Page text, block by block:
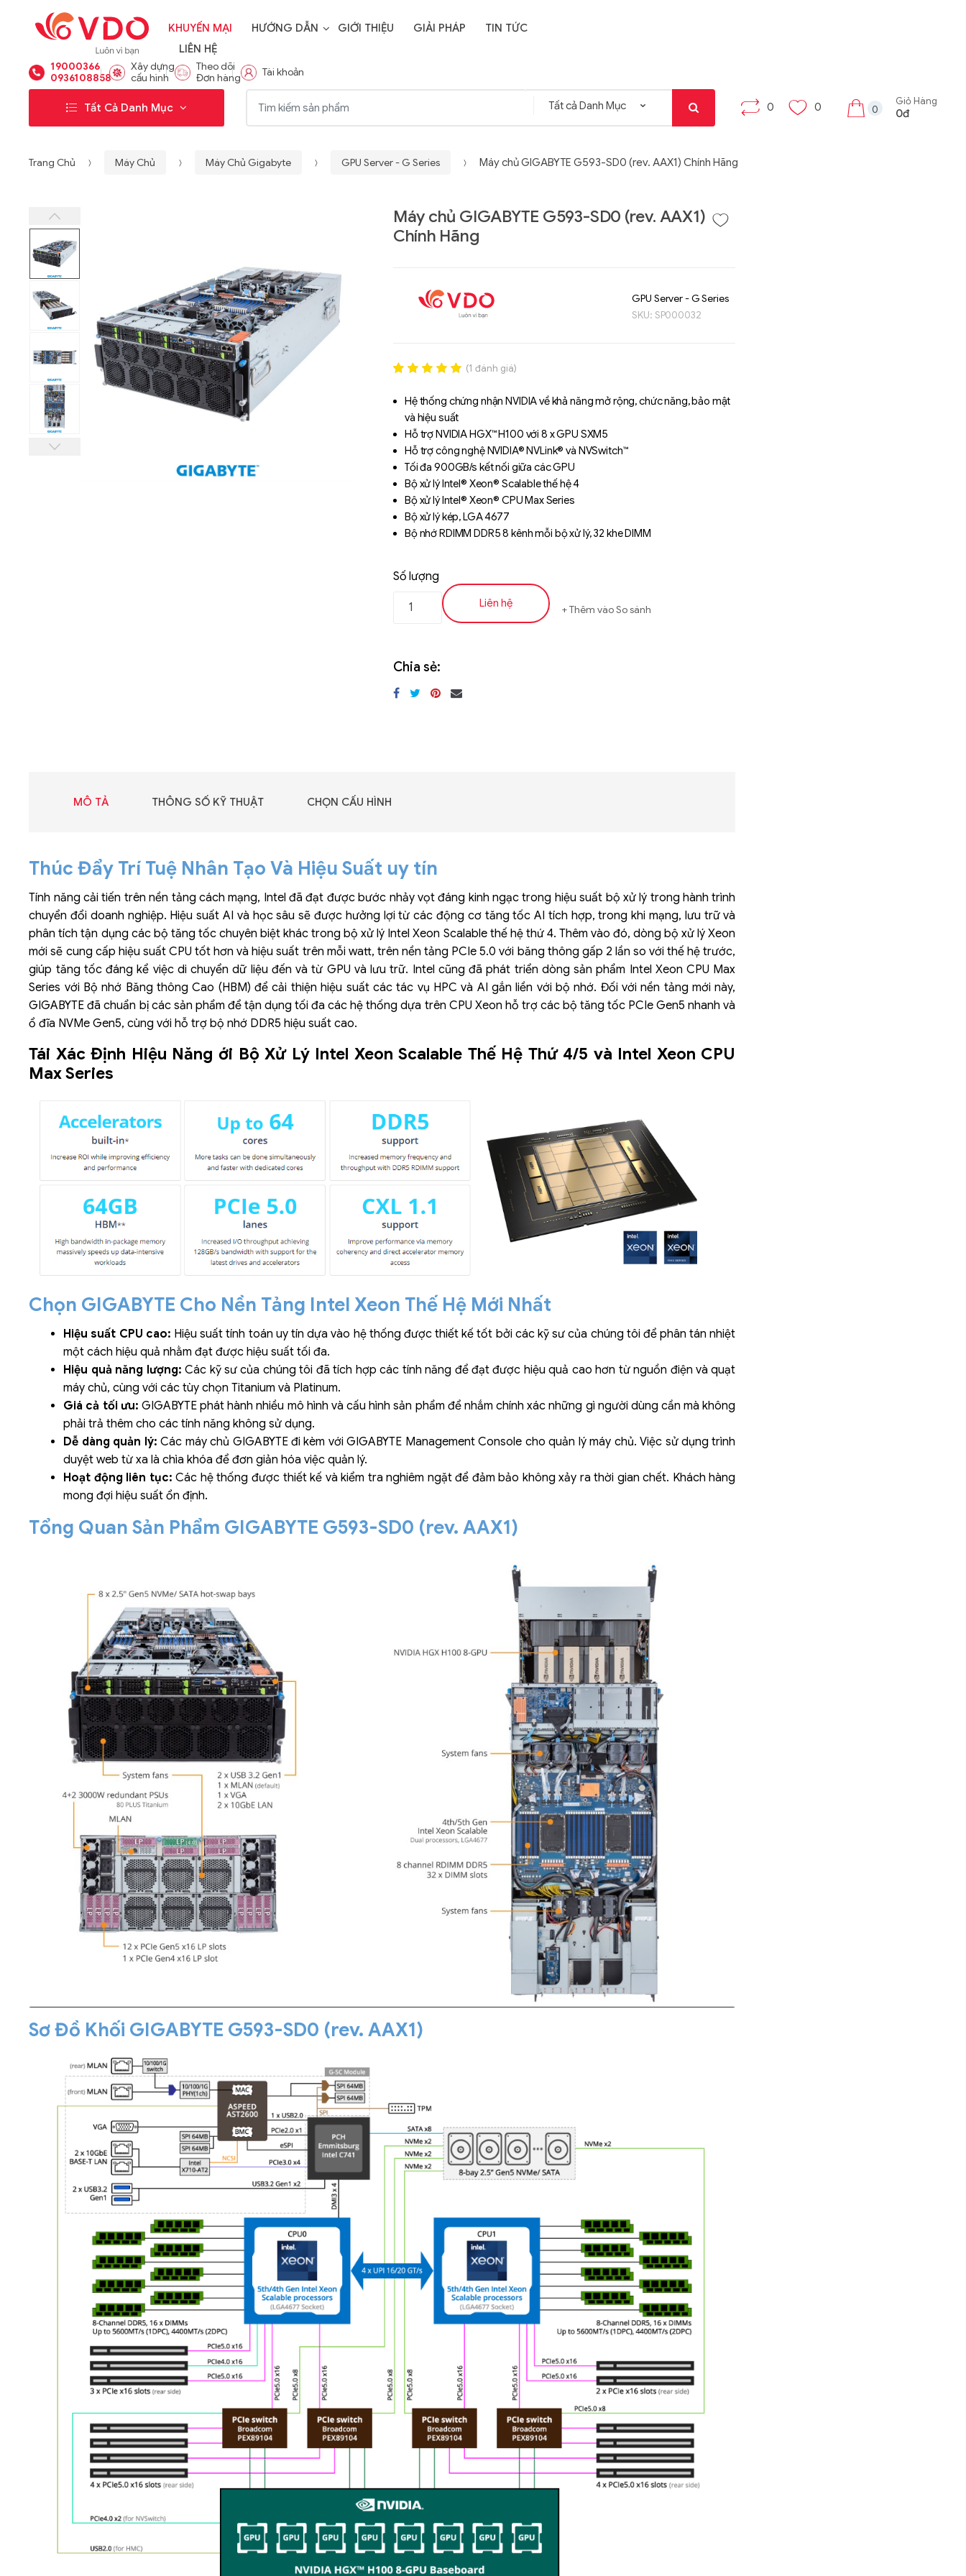
KHUYẾN MẠI HƯỚNG DẪN GIỚI THIỆU GIẢI PHÁP
TIN TỨC
LIÊN HỆ
19000366
0936108858
Xây dựng
cấu hình
Theo dõi
Đơn hàng
Tài khoản
Tất Cả Danh Mục 0 0 0
Giỏ Hàng
0đ
Trang Chủ Máy Chủ Máy Chủ Gigabyte GPU Server - G Series Máy chủ GIGABYTE G593-SD0 (rev. AAX1) Chính Hãng
Máy chủ GIGABYTE G593-SD0 (rev. AAX1)
Chính Hãng
GPU Server - G Series
SKU: SP000032
out of 5
based on
đánh giá
(1 đánh giá)
Hệ thống chứng nhận NVIDIA về khả năng mở rộng, chức năng, bảo mật
và hiệu suất
Hỗ trợ NVIDIA HGX™ H100 với 8 x GPU SXM5
Hỗ trợ công nghệ NVIDIA® NVLink® và NVSwitch™
Tối đa 900GB/s kết nối giữa các GPU
Bộ xử lý Intel® Xeon® Scalable thế hệ 4
Bộ xử lý Intel® Xeon® CPU Max Series
Bộ xử lý kép, LGA 4677
Bộ nhớ RDIMM DDR5 8 kênh mỗi bộ xử lý, 32 khe DIMM
1 cổng quản lý riêng biệt
8 khay ổ cứng Gen5 NVMe/SATA 2.5" hot-swappable
12 khe PCIe Gen5 x16 LP
Số lượng
Liên hệ Thêm vào So sánh
Chia sẻ:
MÔ TẢ THÔNG SỐ KỸ THUẬT CHỌN CẤU HÌNH
Thúc Đẩy Trí Tuệ Nhân Tạo Và Hiệu Suất uy tín
Tính năng cải tiến trên nền tảng cách mạng, Intel đã đạt được bước nhảy vọt đáng kinh ngạc trong hiệu suất bộ xử lý trong hành trình
chuyển đổi doanh nghiệp. Hiệu suất AI và học sâu sẽ được hưởng lợi từ các động cơ tăng tốc AI tích hợp, trong khi mạng, lưu trữ và
phân tích tận dụng các bộ tăng tốc chuyên biệt khác trong bộ xử lý Intel Xeon Scalable thế hệ thứ 4. Thêm vào đó, dòng bộ xử lý Xeon
mới sẽ cung cấp hiệu suất CPU tốt hơn và hiệu suất trên mỗi watt, trên nền tảng PCIe 5.0 với băng thông gấp 2 lần so với thế hệ trước,
giúp tăng tốc đáng kể việc di chuyển dữ liệu đến và từ GPU và lưu trữ. Intel cũng đã phát triển dòng sản phẩm Intel Xeon CPU Max
Series với Bộ nhớ Băng thông Cao (HBM) để cải thiện hiệu suất các tác vụ HPC và AI gắn liền với bộ nhớ. Đối với nền tảng mới này,
GIGABYTE đã chuẩn bị các sản phẩm để tận dụng tối đa các hệ thống dựa trên CPU Xeon hỗ trợ các bộ tăng tốc PCIe Gen5 nhanh và
ổ đĩa NVMe Gen5, cùng với hỗ trợ bộ nhớ DDR5 hiệu suất cao.
Tái Xác Định Hiệu Năng ới Bộ Xử Lý Intel Xeon Scalable Thế Hệ Thứ 4/5 và Intel Xeon CPU
Max Series
Chọn GIGABYTE Cho Nền Tảng Intel Xeon Thế Hệ Mới Nhất
Hiệu suất CPU cao: Hiệu suất tính toán uy tín dựa vào hệ thống được thiết kế tốt bởi các kỹ sư của chúng tôi để phân tán nhiệt
một cách hiệu quả nhằm đạt được hiệu suất tối đa.
Hiệu quả năng lượng: Các kỹ sư của chúng tôi đã tích hợp các tính năng để đạt được hiệu quả cao hơn từ nguồn điện và quạt
máy chủ, cùng với các tùy chọn Titanium và Platinum.
Giá cả tối ưu: GIGABYTE phát hành nhiều mô hình và cấu hình sản phẩm để nhắm chính xác những gì người dùng cần mà không
phải trả thêm cho các tính năng không sử dụng.
Dễ dàng quản lý: Các máy chủ GIGABYTE đi kèm với GIGABYTE Management Console cho quản lý máy chủ. Việc sử dụng trình
duyệt web từ xa là chìa khóa để đơn giản hóa việc quản lý.
Hoạt động liên tục: Các hệ thống được thiết kế và kiểm tra nghiêm ngặt để đảm bảo không xảy ra thời gian chết. Khách hàng
mong đợi hiệu suất ổn định.
Tổng Quan Sản Phẩm GIGABYTE G593-SD0 (rev. AAX1)
Sơ Đồ Khối GIGABYTE G593-SD0 (rev. AAX1)